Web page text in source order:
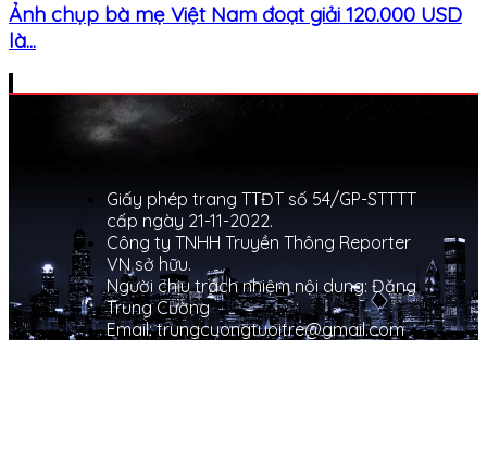
Ảnh chụp bà mẹ Việt Nam đoạt giải 120.000 USD
là...
Giấy phép trang TTĐT số 54/GP-STTTT
cấp ngày 21-11-2022.
Công ty TNHH Truyền Thông Reporter
VN sở hữu.
Người chịu trách nhiệm nội dung: Đặng
Trung Cường
Email: trungcuongtuoitre@gmail.com